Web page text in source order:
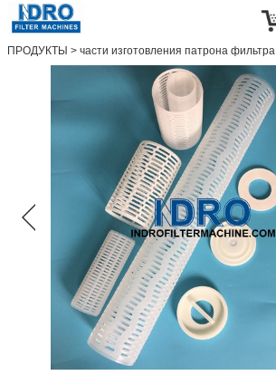
ПРОДУКТЫ > части изготовления патрона фильтра
Написать обзор
пластиковые
детали
плиссированных
фильтрующих